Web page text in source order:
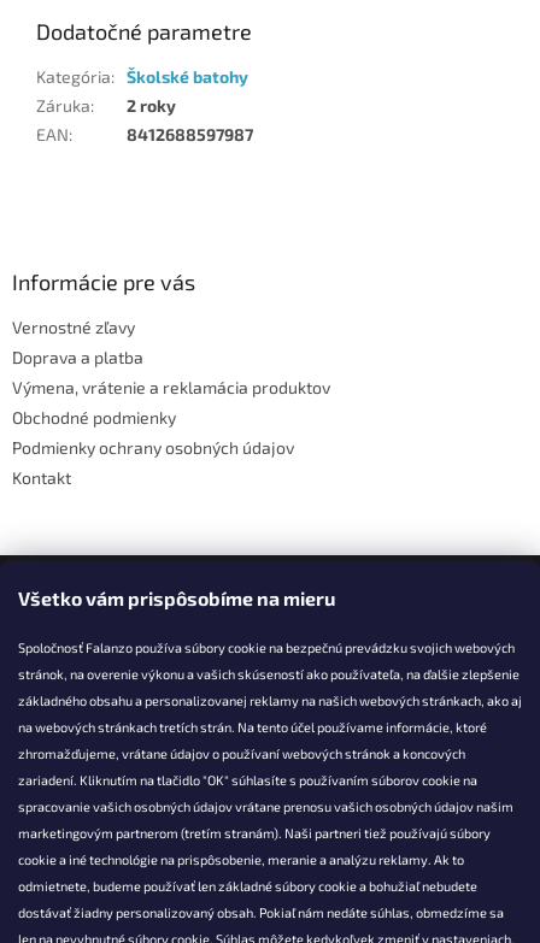
Všetko vám prispôsobíme na mieru
Spoločnosť Falanzo používa súbory cookie na bezpečnú prevádzku svojich webových
stránok, na overenie výkonu a vašich skúseností ako používateľa, na ďalšie zlepšenie
základného obsahu a personalizovanej reklamy na našich webových stránkach, ako aj
na webových stránkach tretích strán. Na tento účel používame informácie, ktoré
zhromažďujeme, vrátane údajov o používaní webových stránok a koncových
zariadení. Kliknutím na tlačidlo "OK" súhlasíte s používaním súborov cookie na
spracovanie vašich osobných údajov vrátane prenosu vašich osobných údajov našim
marketingovým partnerom (tretím stranám). Naši partneri tiež používajú súbory
cookie a iné technológie na prispôsobenie, meranie a analýzu reklamy. Ak to
odmietnete, budeme používať len základné súbory cookie a bohužiaľ nebudete
dostávať žiadny personalizovaný obsah. Pokiaľ nám nedáte súhlas, obmedzíme sa
len na nevyhnutné súbory cookie. Súhlas môžete kedykoľvek zmeniť v nastaveniach.
Dodatočné parametre
Kategória: Školské batohy
Záruka:
2 roky
EAN: 8412688597987
Informácie pre vás
Vernostné zľavy
Doprava a platba
Výmena, vrátenie a reklamácia produktov
Obchodné podmienky
Podmienky ochrany osobných údajov
Kontakt
Facebook
KONTAKT
info@falanzo.sk
Falanzo.sk
FalanzoSK